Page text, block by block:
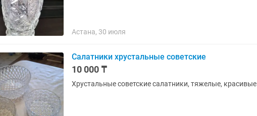
Астана, 30 июля
Салатники хрустальные советские
10 000 ₸
Хрустальные советские салатники, тяжелые, красивые